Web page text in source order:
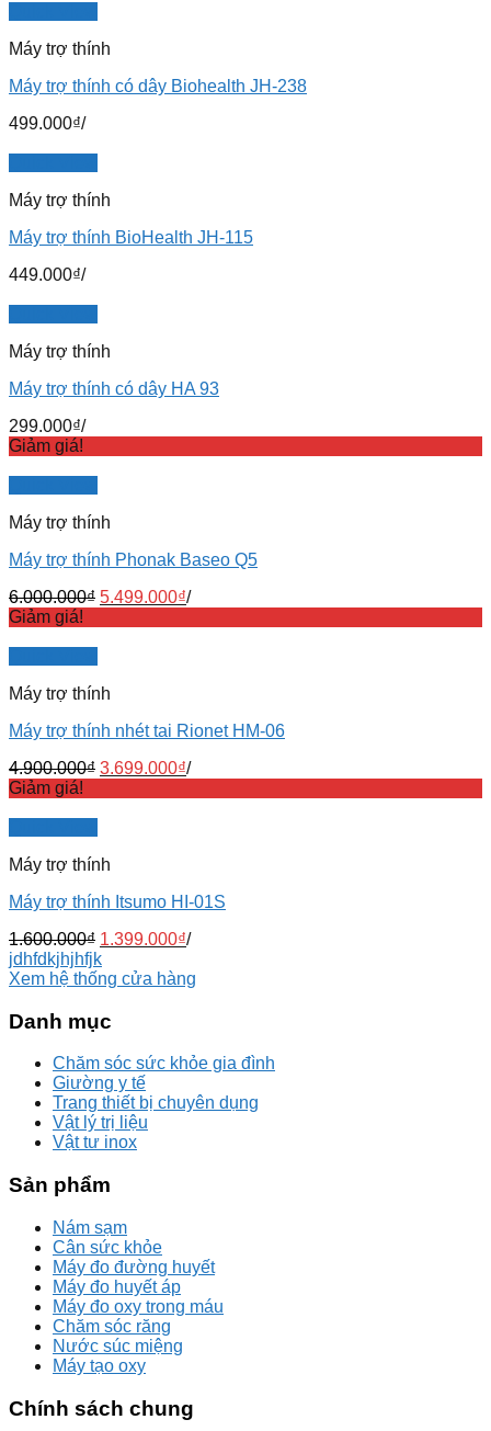
Máy trợ thính
Máy trợ thính có dây Biohealth JH-238
499.000₫/
Máy trợ thính
Máy trợ thính BioHealth JH-115
449.000₫/
Máy trợ thính
Máy trợ thính có dây HA 93
299.000₫/
Giảm giá!
Máy trợ thính
Máy trợ thính Phonak Baseo Q5
6.000.000₫ 5.499.000₫/
Giảm giá!
Máy trợ thính
Máy trợ thính nhét tai Rionet HM-06
4.900.000₫ 3.699.000₫/
Giảm giá!
Máy trợ thính
Máy trợ thính Itsumo HI-01S
1.600.000₫ 1.399.000₫/
jdhfdkjhjhfjk
Xem hệ thống cửa hàng
Danh mục
Chăm sóc sức khỏe gia đình
Giường y tế
Trang thiết bị chuyên dụng
Vật lý trị liệu
Vật tư inox
Sản phẩm
Nám sạm
Cân sức khỏe
Máy đo đường huyết
Máy đo huyết áp
Máy đo oxy trong máu
Chăm sóc răng
Nước súc miệng
Máy tạo oxy
Chính sách chung